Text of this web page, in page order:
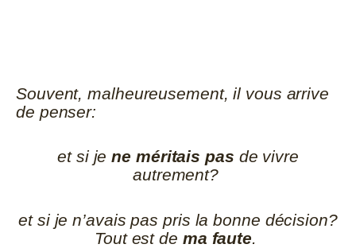
Souvent, malheureusement, il vous arrive
de penser:
et si je ne méritais pas de vivre
autrement?
et si je n’avais pas pris la bonne décision?
Tout est de ma faute.